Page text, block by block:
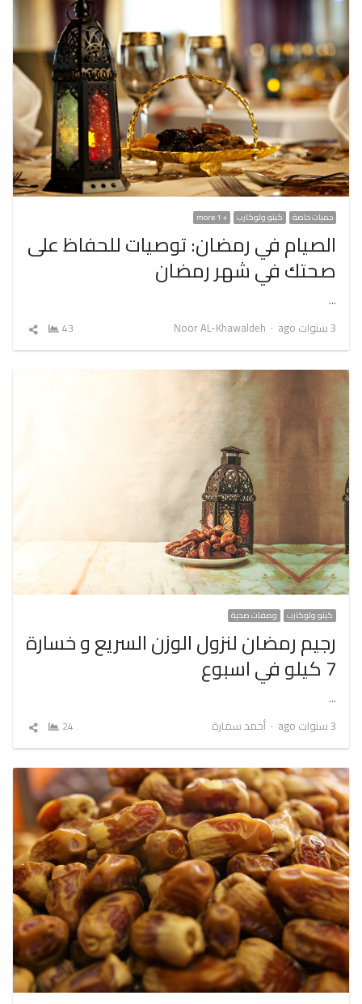
حميات خاصة كيتو ولوكارب + 1 more
الصيام في رمضان: توصيات للحفاظ على
صحتك في شهر رمضان
…
3 سنوات ago
Author
Noor AL-Khawaldeh
43
شارك
كيتو ولوكارب وصفات صحية
رجيم رمضان لنزول الوزن السريع و خسارة
7 كيلو في اسبوع
…
3 سنوات ago
Author
أحمد سمارة 24
شارك